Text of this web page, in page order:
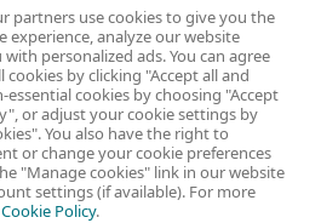
atual?
partners use cookies to give you the
experience, analyze our website
personalized ads. You can agree
by clicking "Accept all and
essential cookies by choosing "Accept
or adjust your cookie settings by
You also have the right to
or change your cookie preferences
"Manage cookies" link in our website
settings (if available). For more
Cookie Policy.